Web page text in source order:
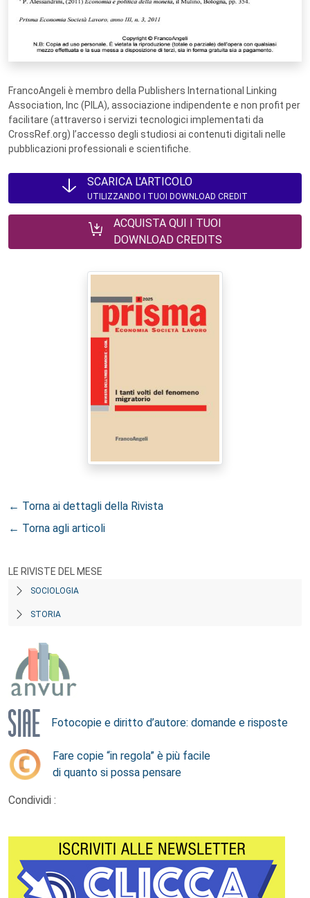
FrancoAngeli è membro della Publishers International Linking
Association, Inc (PILA), associazione indipendente e non profit per
facilitare (attraverso i servizi tecnologici implementati da
CrossRef.org) l’accesso degli studiosi ai contenuti digitali nelle
pubblicazioni professionali e scientifiche.
SCARICA L'ARTICOLO
UTILIZZANDO I TUOI DOWNLOAD CREDIT
ACQUISTA QUI I TUOI
DOWNLOAD CREDITS
← Torna ai dettagli della Rivista
← Torna agli articoli
LE RIVISTE DEL MESE
SOCIOLOGIA
STORIA
Fotocopie e diritto d’autore: domande e risposte
Fare copie “in regola” è più facile
di quanto si possa pensare
Condividi :